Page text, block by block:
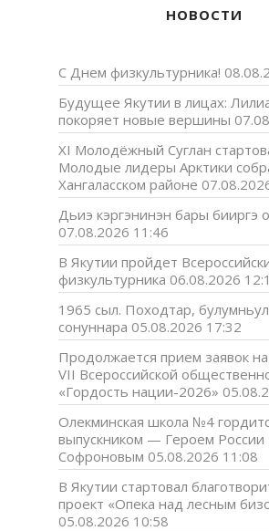
НОВОСТИ
С Днем физкультурника!
Будущее Якутии в лицах:
покоряет новые вершины
XI Молодёжный Суглан
Молодые лидеры Арктики
Хангаласском районе
Дьиэ кэргэнинэн бары бииргэ
07.08.2026 11:46
В Якутии пройдет
физкультурника 06.08.2026
1965 сыл. Походтар,
сонуннара 05.08.2026 17:32
Продолжается прием заявок
VII Всероссийской
«Гордость нации-2026»
Олекминская школа №4
выпускником — Героем России
Софроновым 05.08.2026 11:08
В Якутии стартовал
проект «Опека над лесным
05.08.2026 10:58